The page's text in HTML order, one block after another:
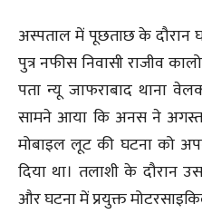
अस्पताल में पूछताछ के दौरान
पुत्र नफीस निवासी राजीव
पता न्यू जाफराबाद थाना
सामने आया कि अनस ने
मोबाइल लूट की घटना को
दिया था। तलाशी के
और घटना में प्रयुक्त